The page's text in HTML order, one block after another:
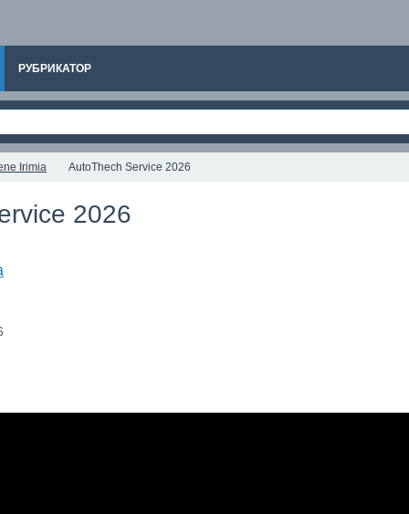
РУБРИКАТОР
Irimia AutoThech Service 2026
2026